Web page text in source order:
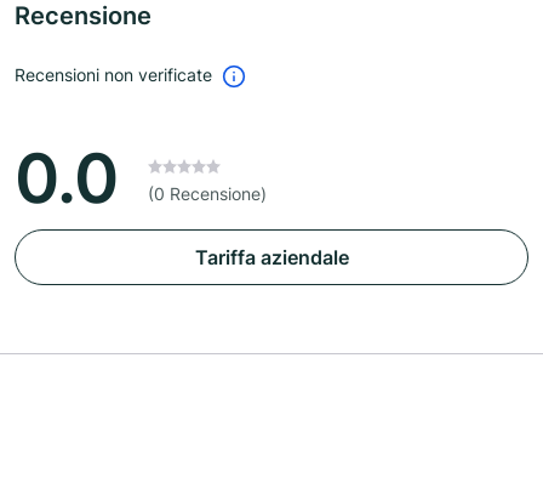
Recensione
Recensioni non verificate
0.0 (0 Recensione)
Tariffa aziendale